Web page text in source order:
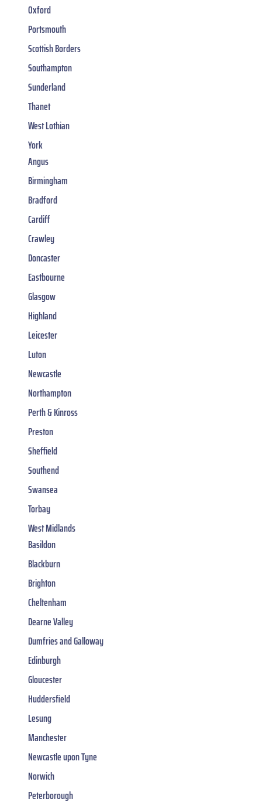
Oxford
Portsmouth
Scottish Borders
Southampton
Sunderland
Thanet
West Lothian
York
Angus
Birmingham
Bradford
Cardiff
Crawley
Doncaster
Eastbourne
Glasgow
Highland
Leicester
Luton
Newcastle
Northampton
Perth & Kinross
Preston
Sheffield
Southend
Swansea
Torbay
West Midlands
Basildon
Blackburn
Brighton
Cheltenham
Dearne Valley
Dumfries and Galloway
Edinburgh
Gloucester
Huddersfield
Lesung
Manchester
Newcastle upon Tyne
Norwich
Peterborough